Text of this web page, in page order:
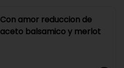
Con amor reduccion de
aceto balsamico y merlot